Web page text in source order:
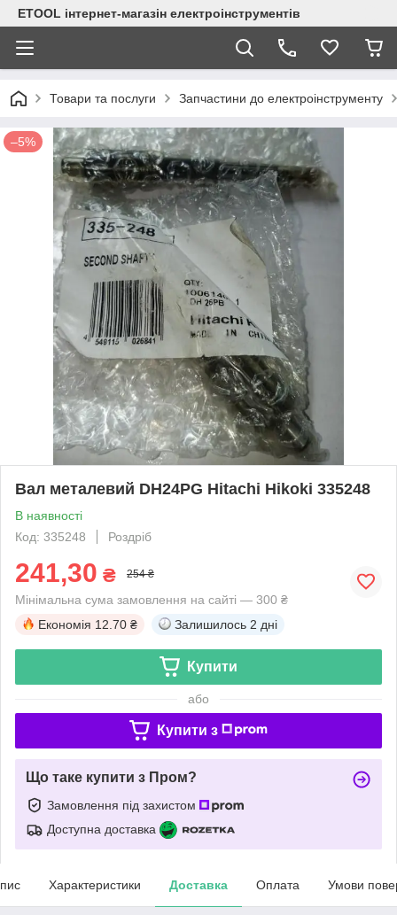
ETOOL інтернет-магазін електроінструментів
Товари та послуги Запчастини до електроінструменту
–5%
Вал металевий DH24PG Hitachi Hikoki 335248
В наявності
Код: 335248
Роздріб
241,30 ₴ 254 ₴
Мінімальна сума замовлення на сайті — 300 ₴
Економія 12.70 ₴ Залишилось 2 дні
Купити
або
Купити з
Що таке купити з Пром?
Замовлення під захистом
Доступна доставка
Характеристики Доставка Оплата Умови